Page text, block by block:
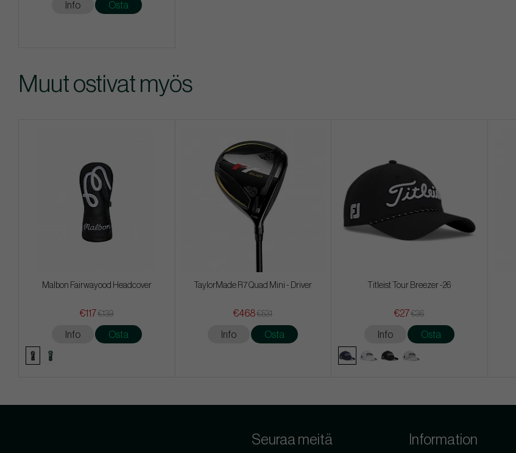
Info Osta
Muut ostivat myös
Malbon Fairwayood Headcover
€117€139
Info Osta
TaylorMade R7 Quad Mini - Driver
€468€531
Info Osta
Titleist Tour Breezer -26
€27 €36
Info Osta
Seuraa meitä Information